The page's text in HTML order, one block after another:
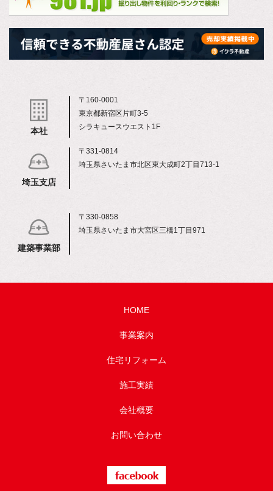
本社
〒160-0001
東京都新宿区片町3-5
シラキュースウエスト1F
埼玉支店
〒331-0814
埼玉県さいたま市北区東大成町2丁目713-1
建築事業部
〒330-0858
埼玉県さいたま市大宮区三橋1丁目971
HOME
事業案内
住宅リフォーム
施工実績
会社概要
お問い合わせ